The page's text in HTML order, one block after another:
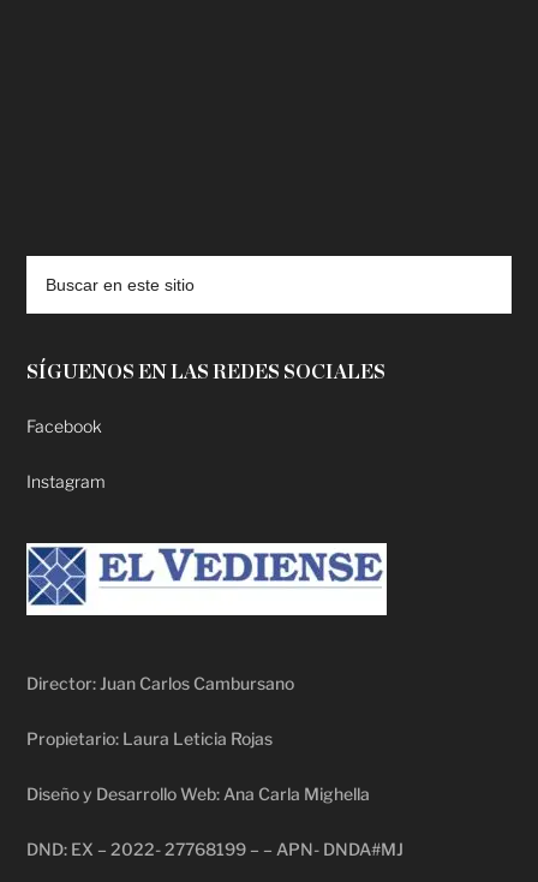
SÍGUENOS EN LAS REDES SOCIALES
Facebook
Instagram
Director: Juan Carlos Cambursano
Propietario: Laura Leticia Rojas
Diseño y Desarrollo Web: Ana Carla Mighella
DND: EX – 2022- 27768199 – – APN- DNDA#MJ